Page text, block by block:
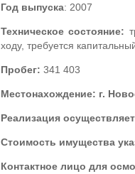
Год выпуска: 2007
Техническое состояние:
ходу, требуется
Пробег: 341 403
Местонахождение: г.
Реализация
Стоимость имущества
Контактное лицо для